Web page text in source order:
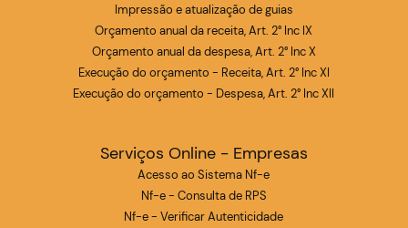
Impressão e atualização de guias
Orçamento anual da receita, Art. 2° Inc IX
Orçamento anual da despesa, Art. 2° Inc X
Execução do orçamento - Receita, Art. 2° Inc XI
Execução do orçamento - Despesa, Art. 2° Inc XII
Serviços Online - Empresas
Acesso ao Sistema Nf-e
Nf-e - Consulta de RPS
Nf-e - Verificar Autenticidade